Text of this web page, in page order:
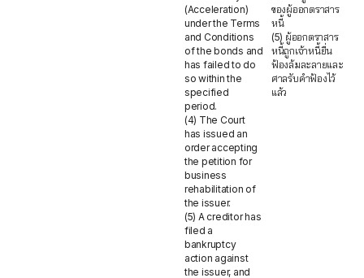
(Acceleration)
under the Terms
and Conditions
of the bonds and
has failed to do
so within the
specified
period.
(4) The Court
has issued an
order accepting
the petition for
business
rehabilitation of
the issuer.
(5) A creditor has
filed a
bankruptcy
action against
the issuer, and
ของผู้ออกตราสาร
หนี้
(5) ผู้ออกตราสาร
หนี้ถูกเจ้าหนี้ยื่น
ฟ้องล้มละลายและ
ศาลรับคำฟ้องไว้
แล้ว